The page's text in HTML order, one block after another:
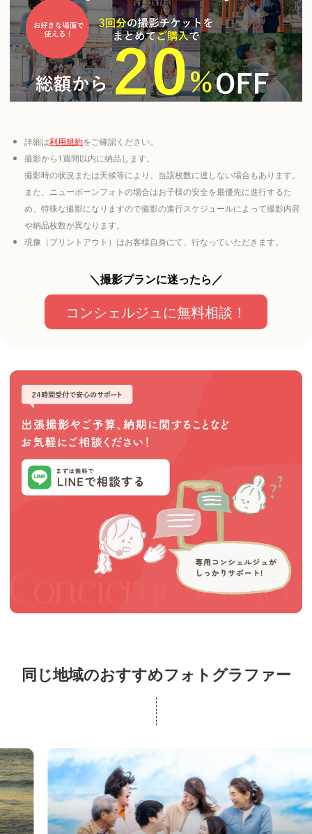
詳細は利用規約をご確認ください。
撮影から1週間以内に納品します。
撮影時の状況または天候等により、当該枚数に達しない場合もあります。
また、ニューボーンフォトの場合はお子様の安全を最優先に進行するた
め、特殊な撮影になりますので撮影の進行スケジュールによって撮影内容
や納品枚数が異なります。
現像（プリントアウト）はお客様自身にて、行なっていただきます。
＼撮影プランに迷ったら／
コンシェルジュに無料相談！
同じ地域のおすすめフォトグラファー